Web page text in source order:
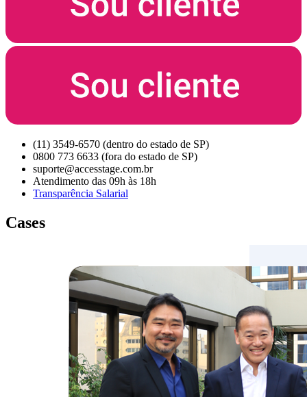
(11) 3549-6570 (dentro do estado de SP)
0800 773 6633 (fora do estado de SP)
suporte@accesstage.com.br
Atendimento das 09h às 18h
Transparência Salarial
Cases